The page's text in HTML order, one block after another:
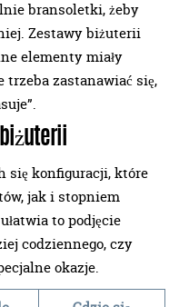
bransoletki, żeby
Zestawy biżuterii
elementy miały
zastanawiać się,
się konfiguracji, które
jak i stopniem
to podjęcie
codziennego, czy
okazje.